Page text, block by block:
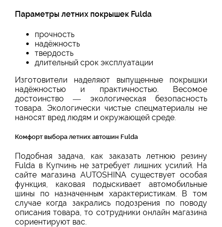
Параметры летних покрышек Fulda
прочность
надёжность
твердость
длительный срок эксплуатации
Изготовители наделяют выпущенные покрышки
надёжностью и практичностью. Весомое
достоинство — экологическая безопасность
товара. Экологически чистые спецматериалы не
наносят вред людям и окружающей среде.
Комфорт выбора летних автошин Fulda
Подобная задача, как заказать летнюю резину
Fulda в Купчинь не затребует лишних усилий. На
сайте магазина AUTOSHINA существует особая
функция, каковая подыскивает автомобильные
шины по назначенным характеристикам. В том
случае когда закрались подозрения по поводу
описания товара, то сотрудники онлайн магазина
сориентируют вас.